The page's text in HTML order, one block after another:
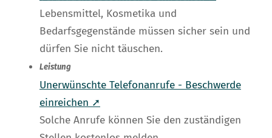
Lebensmittel, Kosmetika und
Bedarfsgegenstände müssen sicher sein und
dürfen Sie nicht täuschen.
Leistung
Unerwünschte Telefonanrufe - Beschwerde
einreichen ➚
Solche Anrufe können Sie den zuständigen